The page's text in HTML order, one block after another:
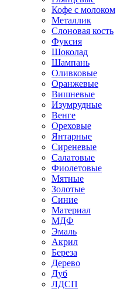
Кофе с молоком
Металлик
Слоновая кость
Фуксия
Шоколад
Шампань
Оливковые
Оранжевые
Вишневые
Изумрудные
Венге
Ореховые
Янтарные
Сиреневые
Салатовые
Фиолетовые
Мятные
Золотые
Синие
Материал
МДФ
Эмаль
Акрил
Береза
Дерево
Дуб
ЛДСП